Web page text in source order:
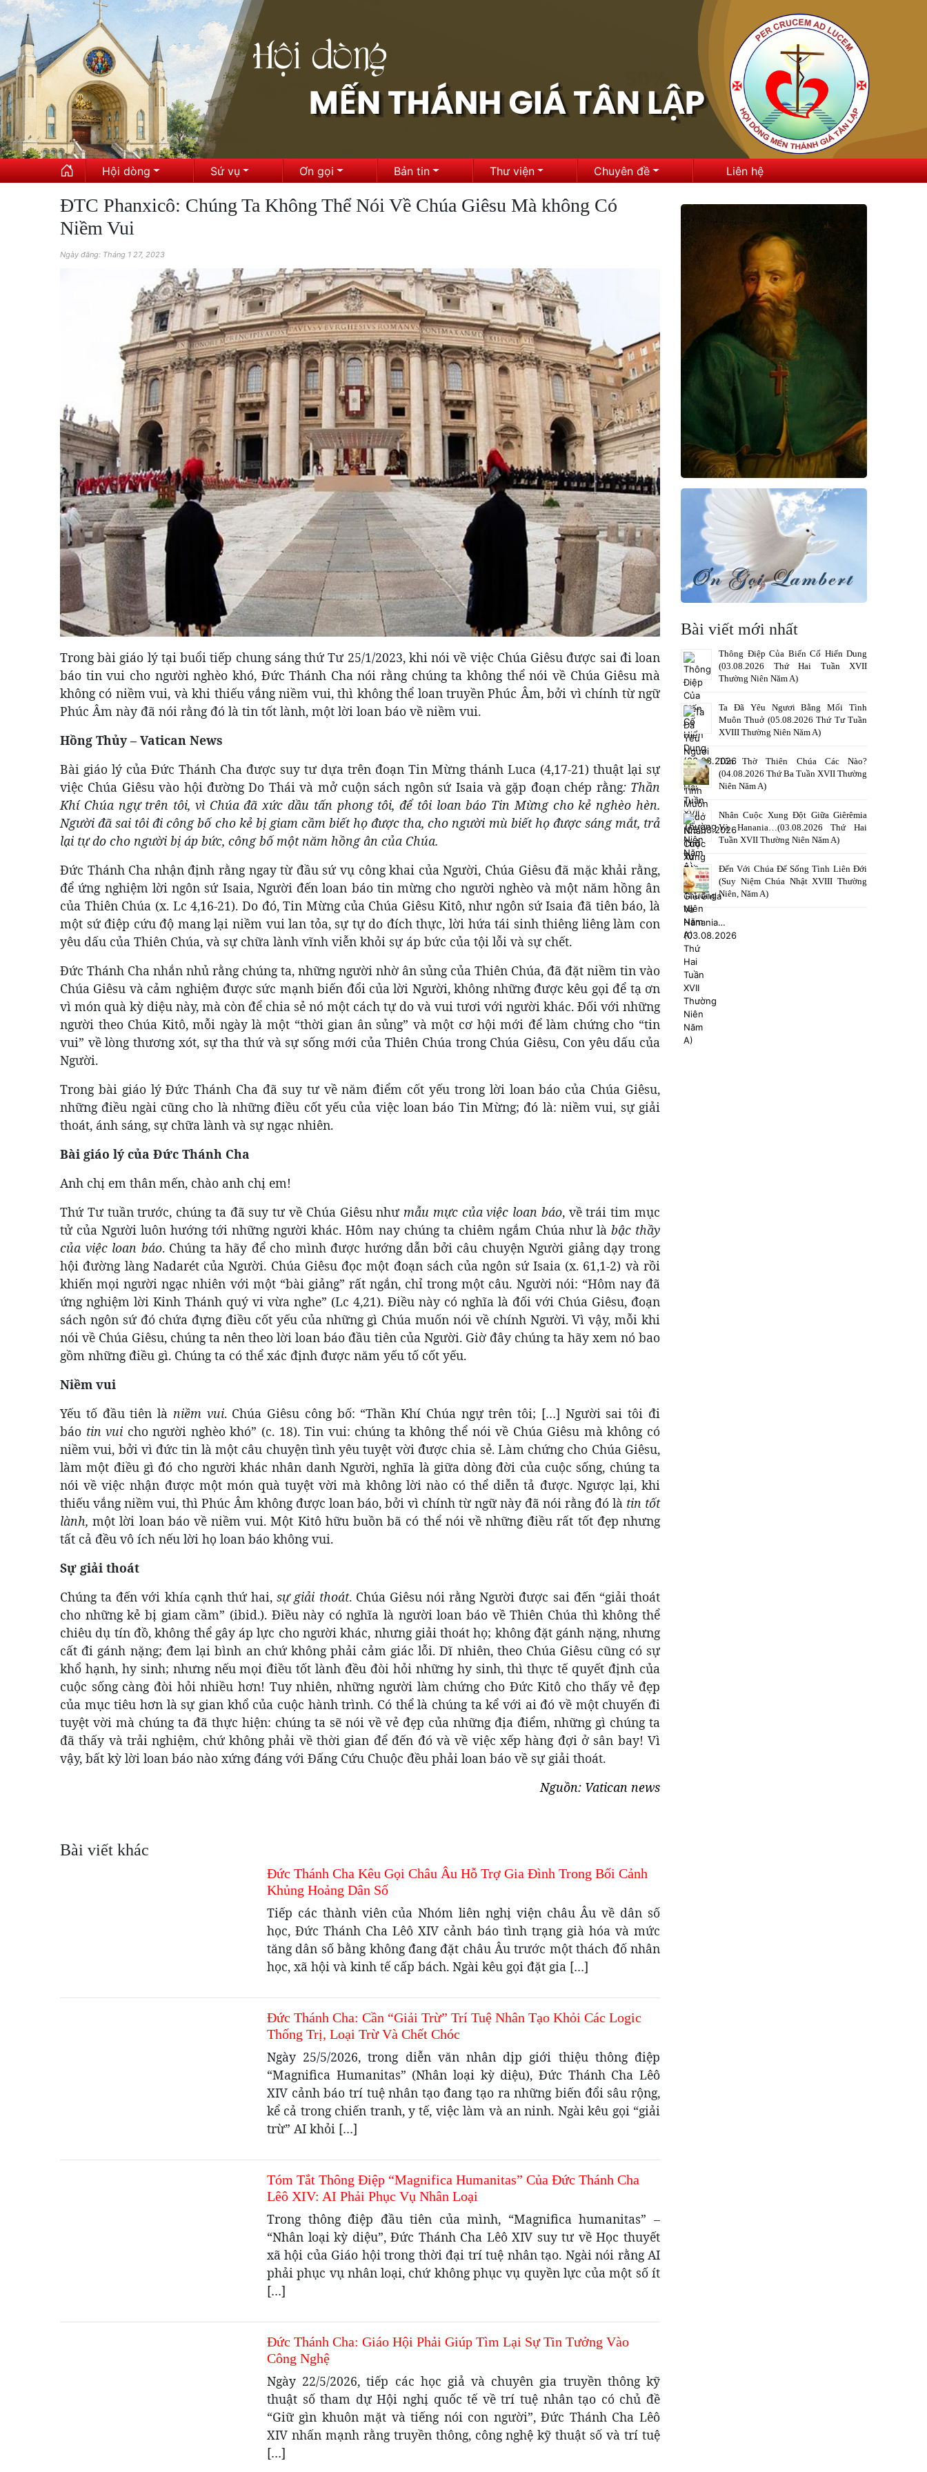
Hội dòng Sứ vụ Ơn gọi Bản tin Thư viện Chuyên đề Liên hệ
ĐTC Phanxicô: Chúng Ta Không Thể Nói Về Chúa Giêsu Mà không Có
Niềm Vui
Ngày đăng: Tháng 1 27, 2023
Trong bài giáo lý tại buổi tiếp chung sáng thứ Tư 25/1/2023, khi nói về việc Chúa Giêsu được sai đi loan
báo tin vui cho người nghèo khó, Đức Thánh Cha nói rằng chúng ta không thể nói về Chúa Giêsu mà
không có niềm vui, và khi thiếu vắng niềm vui, thì không thể loan truyền Phúc Âm, bởi vì chính từ ngữ
Phúc Âm này đã nói rằng đó là tin tốt lành, một lời loan báo về niềm vui.
Hồng Thủy – Vatican News
Bài giáo lý của Đức Thánh Cha được suy tư dựa trên đoạn Tin Mừng thánh Luca (4,17-21) thuật lại sự
việc Chúa Giêsu vào hội đường Do Thái và mở cuộn sách ngôn sứ Isaia và gặp đoạn chép rằng: Thần
Khí Chúa ngự trên tôi, vì Chúa đã xức dầu tấn phong tôi, để tôi loan báo Tin Mừng cho kẻ nghèo hèn.
Người đã sai tôi đi công bố cho kẻ bị giam cầm biết họ được tha, cho người mù biết họ được sáng mắt, trả
lại tự do cho người bị áp bức, công bố một năm hồng ân của Chúa.
Đức Thánh Cha nhận định rằng ngay từ đầu sứ vụ công khai của Người, Chúa Giêsu đã mặc khải rằng,
để ứng nghiệm lời ngôn sứ Isaia, Người đến loan báo tin mừng cho người nghèo và một năm hồng ân
của Thiên Chúa (x. Lc 4,16-21). Do đó, Tin Mừng của Chúa Giêsu Kitô, như ngôn sứ Isaia đã tiên báo, là
một sứ điệp cứu độ mang lại niềm vui lan tỏa, sự tự do đích thực, lời hứa tái sinh thiêng liêng làm con
yêu dấu của Thiên Chúa, và sự chữa lành vĩnh viễn khỏi sự áp bức của tội lỗi và sự chết.
Đức Thánh Cha nhắn nhủ rằng chúng ta, những người nhờ ân sủng của Thiên Chúa, đã đặt niềm tin vào
Chúa Giêsu và cảm nghiệm được sức mạnh biến đổi của lời Người, không những được kêu gọi để tạ ơn
vì món quà kỳ diệu này, mà còn để chia sẻ nó một cách tự do và vui tươi với người khác. Đối với những
người theo Chúa Kitô, mỗi ngày là một “thời gian ân sủng” và một cơ hội mới để làm chứng cho “tin
vui” về lòng thương xót, sự tha thứ và sự sống mới của Thiên Chúa trong Chúa Giêsu, Con yêu dấu của
Người.
Trong bài giáo lý Đức Thánh Cha đã suy tư về năm điểm cốt yếu trong lời loan báo của Chúa Giêsu,
những điều ngài cũng cho là những điều cốt yếu của việc loan báo Tin Mừng; đó là: niềm vui, sự giải
thoát, ánh sáng, sự chữa lành và sự ngạc nhiên.
Bài giáo lý của Đức Thánh Cha
Anh chị em thân mến, chào anh chị em!
Thứ Tư tuần trước, chúng ta đã suy tư về Chúa Giêsu nhưmẫu mực của việc loan báo, về trái tim mục
tử của Người luôn hướng tới những người khác. Hôm nay chúng ta chiêm ngắm Chúa như là bậc thầy
của việc loan báo. Chúng ta hãy để cho mình được hướng dẫn bởi câu chuyện Người giảng dạy trong
hội đường làng Nadarét của Người. Chúa Giêsu đọc một đoạn sách của ngôn sứ Isaia (x. 61,1-2) và rồi
khiến mọi người ngạc nhiên với một “bài giảng” rất ngắn, chỉ trong một câu. Người nói: “Hôm nay đã
ứng nghiệm lời Kinh Thánh quý vi vừa nghe” (Lc 4,21). Điều này có nghĩa là đối với Chúa Giêsu, đoạn
sách ngôn sứ đó chứa đựng điều cốt yếu của những gì Chúa muốn nói về chính Người. Vì vậy, mỗi khi
nói về Chúa Giêsu, chúng ta nên theo lời loan báo đầu tiên của Người. Giờ đây chúng ta hãy xem nó bao
gồm những điều gì. Chúng ta có thể xác định được năm yếu tố cốt yếu.
Niềm vui
Yếu tố đầu tiên là niềm vui. Chúa Giêsu công bố: “Thần Khí Chúa ngự trên tôi; […] Người sai tôi đi
báo tin vui cho người nghèo khó” (c. 18). Tin vui: chúng ta không thể nói về Chúa Giêsu mà không có
niềm vui, bởi vì đức tin là một câu chuyện tình yêu tuyệt vời được chia sẻ. Làm chứng cho Chúa Giêsu,
làm một điều gì đó cho người khác nhân danh Người, nghĩa là giữa dòng đời của cuộc sống, chúng ta
nói về việc nhận được một món quà tuyệt vời mà không lời nào có thể diễn tả được. Ngược lại, khi
thiếu vắng niềm vui, thì Phúc Âm không được loan báo, bởi vì chính từ ngữ này đã nói rằng đó là tin tốt
lành,một lời loan báo về niềm vui. Một Kitô hữu buồn bã có thể nói về những điều rất tốt đẹp nhưng
tất cả đều vô ích nếu lời họ loan báo không vui.
Sự giải thoát
Chúng ta đến với khía cạnh thứ hai,sự giải thoát. Chúa Giêsu nói rằng Người được sai đến “giải thoát
cho những kẻ bị giam cầm” (ibid.). Điều này có nghĩa là người loan báo về Thiên Chúa thì không thể
chiêu dụ tín đồ, không thể gây áp lực cho người khác, nhưng giải thoát họ; không đặt gánh nặng, nhưng
cất đi gánh nặng; đem lại bình an chứ không phải cảm giác lỗi. Dĩ nhiên, theo Chúa Giêsu cũng có sự
khổ hạnh, hy sinh; nhưng nếu mọi điều tốt lành đều đòi hỏi những hy sinh, thì thực tế quyết định của
cuộc sống càng đòi hỏi nhiều hơn! Tuy nhiên, những người làm chứng cho Đức Kitô cho thấy vẻ đẹp
của mục tiêu hơn là sự gian khổ của cuộc hành trình. Có thể là chúng ta kể với ai đó về một chuyến đi
tuyệt vời mà chúng ta đã thực hiện: chúng ta sẽ nói về vẻ đẹp của những địa điểm, những gì chúng ta
đã thấy và trải nghiệm, chứ không phải về thời gian để đến đó và về việc xếp hàng đợi ở sân bay! Vì
vậy, bất kỳ lời loan báo nào xứng đáng với Đấng Cứu Chuộc đều phải loan báo về sự giải thoát.
Nguồn: Vatican news
Bài viết khác
Đức Thánh Cha Kêu Gọi Châu Âu Hỗ Trợ Gia Đình Trong Bối Cảnh
Khủng Hoảng Dân Số
Tiếp các thành viên của Nhóm liên nghị viện châu Âu về dân số
học, Đức Thánh Cha Lêô XIV cảnh báo tình trạng già hóa và mức
tăng dân số bằng không đang đặt châu Âu trước một thách đố nhân
học, xã hội và kinh tế cấp bách. Ngài kêu gọi đặt gia […]
Đức Thánh Cha: Cần “Giải Trừ” Trí Tuệ Nhân Tạo Khỏi Các Logic
Thống Trị, Loại Trừ Và Chết Chóc
Ngày 25/5/2026, trong diễn văn nhân dịp giới thiệu thông điệp
“Magnifica Humanitas” (Nhân loại kỳ diệu), Đức Thánh Cha Lêô
XIV cảnh báo trí tuệ nhân tạo đang tạo ra những biến đổi sâu rộng,
kể cả trong chiến tranh, y tế, việc làm và an ninh. Ngài kêu gọi “giải
trừ” AI khỏi […]
Tóm Tắt Thông Điệp “Magnifica Humanitas” Của Đức Thánh Cha
Lêô XIV: AI Phải Phục Vụ Nhân Loại
Trong thông điệp đầu tiên của mình, “Magnifica humanitas” –
“Nhân loại kỳ diệu”, Đức Thánh Cha Lêô XIV suy tư về Học thuyết
xã hội của Giáo hội trong thời đại trí tuệ nhân tạo. Ngài nói rằng AI
phải phục vụ nhân loại, chứ không phục vụ quyền lực của một số ít
[…]
Đức Thánh Cha: Giáo Hội Phải Giúp Tìm Lại Sự Tin Tưởng Vào
Công Nghệ
Ngày 22/5/2026, tiếp các học giả và chuyên gia truyền thông kỹ
thuật số tham dự Hội nghị quốc tế về trí tuệ nhân tạo có chủ đề
“Giữ gìn khuôn mặt và tiếng nói con người”, Đức Thánh Cha Lêô
XIV nhấn mạnh rằng truyền thông, công nghệ kỹ thuật số và trí tuệ
[…]
Bài viết mới nhất
Thông Điệp Của Biến Cố Hiển Dung
(03.08.2026 Thứ Hai Tuần XVII
Thường Niên Năm A)
Ta Đã Yêu Ngươi Bằng Mối Tình
Muôn Thuở (05.08.2026 Thứ Tư Tuần
XVIII Thường Niên Năm A)
Tôn Thờ Thiên Chúa Các Nào?
(04.08.2026 Thứ Ba Tuần XVII Thường
Niên Năm A)
Nhân Cuộc Xung Đột Giữa Giêrêmia
Và Hanania…(03.08.2026 Thứ Hai
Tuần XVII Thường Niên Năm A)
Đến Với Chúa Để Sống Tình Liên Đới
(Suy Niệm Chúa Nhật XVIII Thường
Niên, Năm A)